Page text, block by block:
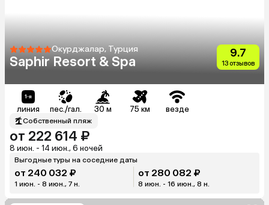
Окурджалар, Турция
Saphir Resort & Spa
9.7
13 отзывов
линия пес./гал. 30 м 75 км везде
Собственный пляж
от 222 614 ₽
8 июн. - 14 июн., 6 ночей
Выгодные туры на соседние даты
от 240 032 ₽
1 июн. - 8 июн., 7 н.
от 280 082 ₽
8 июн. - 16 июн., 8 н.